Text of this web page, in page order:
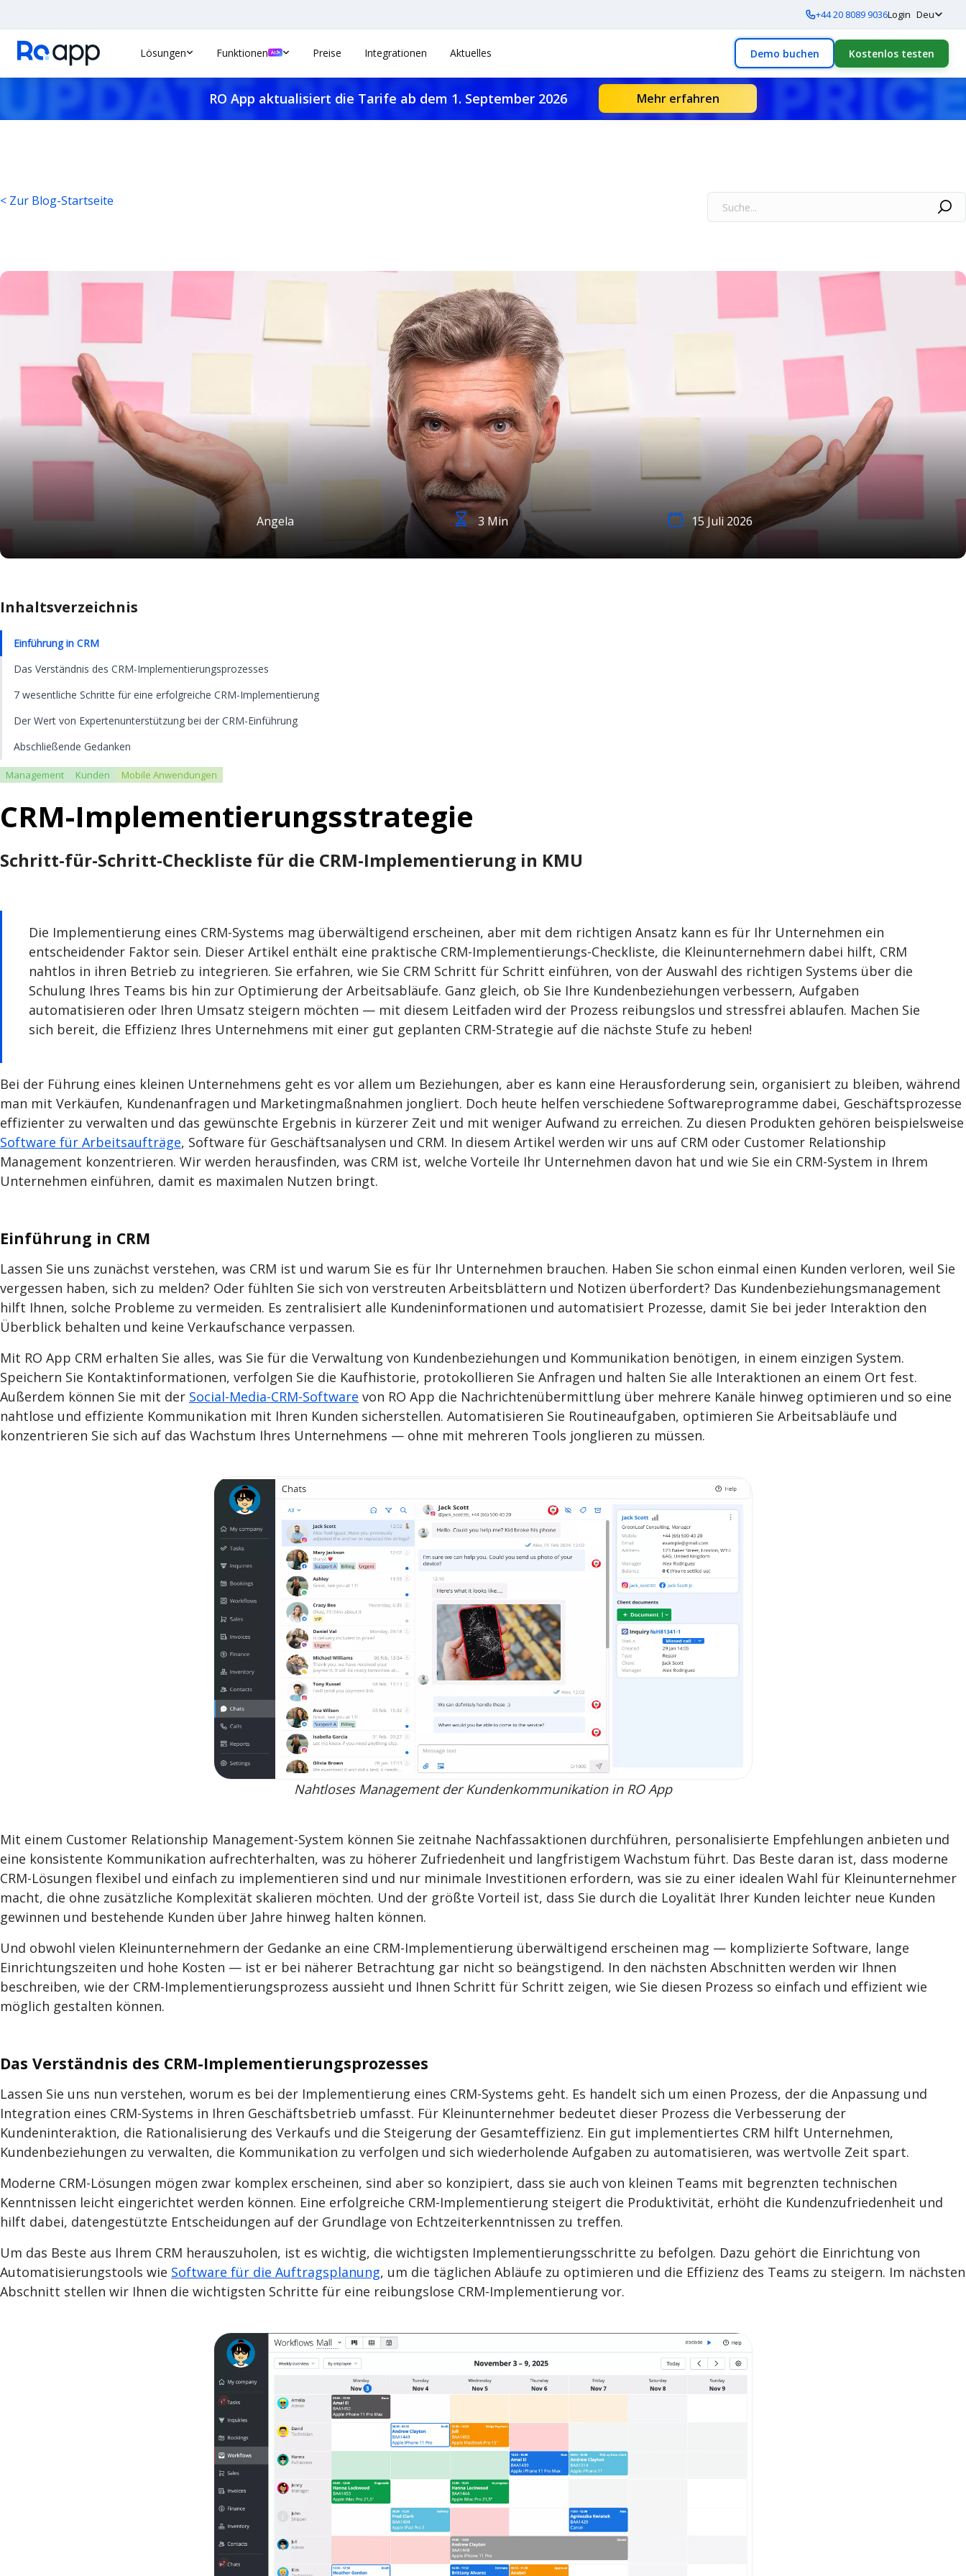
+44 20 8089 9036Login Deu
Lösungen Funktionen Preise Integrationen Aktuelles Demo buchen Kostenlos testen
RO App aktualisiert die Tarife ab dem 1. September 2026 Mehr erfahren
< Zur Blog-Startseite
Angela 3 Min 15 Juli 2026
Inhaltsverzeichnis
Einführung in CRM
Das Verständnis des CRM-Implementierungsprozesses
7 wesentliche Schritte für eine erfolgreiche CRM-Implementierung
Der Wert von Expertenunterstützung bei der CRM-Einführung
Abschließende Gedanken
Management Kunden Mobile Anwendungen
CRM-Implementierungsstrategie
Schritt-für-Schritt-Checkliste für die CRM-Implementierung in KMU
Die Implementierung eines CRM-Systems mag überwältigend erscheinen, aber mit dem richtigen Ansatz kann es für Ihr Unternehmen ein
entscheidender Faktor sein. Dieser Artikel enthält eine praktische CRM-Implementierungs-Checkliste, die Kleinunternehmern dabei hilft, CRM
nahtlos in ihren Betrieb zu integrieren. Sie erfahren, wie Sie CRM Schritt für Schritt einführen, von der Auswahl des richtigen Systems über die
Schulung Ihres Teams bis hin zur Optimierung der Arbeitsabläufe. Ganz gleich, ob Sie Ihre Kundenbeziehungen verbessern, Aufgaben
automatisieren oder Ihren Umsatz steigern möchten — mit diesem Leitfaden wird der Prozess reibungslos und stressfrei ablaufen. Machen Sie
sich bereit, die Effizienz Ihres Unternehmens mit einer gut geplanten CRM-Strategie auf die nächste Stufe zu heben!
Bei der Führung eines kleinen Unternehmens geht es vor allem um Beziehungen, aber es kann eine Herausforderung sein, organisiert zu bleiben, während
man mit Verkäufen, Kundenanfragen und Marketingmaßnahmen jongliert. Doch heute helfen verschiedene Softwareprogramme dabei, Geschäftsprozesse
effizienter zu verwalten und das gewünschte Ergebnis in kürzerer Zeit und mit weniger Aufwand zu erreichen. Zu diesen Produkten gehören beispielsweise
Software für Arbeitsaufträge, Software für Geschäftsanalysen und CRM. In diesem Artikel werden wir uns auf CRM oder Customer Relationship
Management konzentrieren. Wir werden herausfinden, was CRM ist, welche Vorteile Ihr Unternehmen davon hat und wie Sie ein CRM-System in Ihrem
Unternehmen einführen, damit es maximalen Nutzen bringt.
Einführung in CRM
Lassen Sie uns zunächst verstehen, was CRM ist und warum Sie es für Ihr Unternehmen brauchen. Haben Sie schon einmal einen Kunden verloren, weil Sie
vergessen haben, sich zu melden? Oder fühlten Sie sich von verstreuten Arbeitsblättern und Notizen überfordert? Das Kundenbeziehungsmanagement
hilft Ihnen, solche Probleme zu vermeiden. Es zentralisiert alle Kundeninformationen und automatisiert Prozesse, damit Sie bei jeder Interaktion den
Überblick behalten und keine Verkaufschance verpassen.
Mit RO App CRM erhalten Sie alles, was Sie für die Verwaltung von Kundenbeziehungen und Kommunikation benötigen, in einem einzigen System.
Speichern Sie Kontaktinformationen, verfolgen Sie die Kaufhistorie, protokollieren Sie Anfragen und halten Sie alle Interaktionen an einem Ort fest.
Außerdem können Sie mit der Social-Media-CRM-Software von RO App die Nachrichtenübermittlung über mehrere Kanäle hinweg optimieren und so eine
nahtlose und effiziente Kommunikation mit Ihren Kunden sicherstellen. Automatisieren Sie Routineaufgaben, optimieren Sie Arbeitsabläufe und
konzentrieren Sie sich auf das Wachstum Ihres Unternehmens — ohne mit mehreren Tools jonglieren zu müssen.
Nahtloses Management der Kundenkommunikation in RO App
Mit einem Customer Relationship Management-System können Sie zeitnahe Nachfassaktionen durchführen, personalisierte Empfehlungen anbieten und
eine konsistente Kommunikation aufrechterhalten, was zu höherer Zufriedenheit und langfristigem Wachstum führt. Das Beste daran ist, dass moderne
CRM-Lösungen flexibel und einfach zu implementieren sind und nur minimale Investitionen erfordern, was sie zu einer idealen Wahl für Kleinunternehmer
macht, die ohne zusätzliche Komplexität skalieren möchten. Und der größte Vorteil ist, dass Sie durch die Loyalität Ihrer Kunden leichter neue Kunden
gewinnen und bestehende Kunden über Jahre hinweg halten können.
Und obwohl vielen Kleinunternehmern der Gedanke an eine CRM-Implementierung überwältigend erscheinen mag — komplizierte Software, lange
Einrichtungszeiten und hohe Kosten — ist er bei näherer Betrachtung gar nicht so beängstigend. In den nächsten Abschnitten werden wir Ihnen
beschreiben, wie der CRM-Implementierungsprozess aussieht und Ihnen Schritt für Schritt zeigen, wie Sie diesen Prozess so einfach und effizient wie
möglich gestalten können.
Das Verständnis des CRM-Implementierungsprozesses
Lassen Sie uns nun verstehen, worum es bei der Implementierung eines CRM-Systems geht. Es handelt sich um einen Prozess, der die Anpassung und
Integration eines CRM-Systems in Ihren Geschäftsbetrieb umfasst. Für Kleinunternehmer bedeutet dieser Prozess die Verbesserung der
Kundeninteraktion, die Rationalisierung des Verkaufs und die Steigerung der Gesamteffizienz. Ein gut implementiertes CRM hilft Unternehmen,
Kundenbeziehungen zu verwalten, die Kommunikation zu verfolgen und sich wiederholende Aufgaben zu automatisieren, was wertvolle Zeit spart.
Moderne CRM-Lösungen mögen zwar komplex erscheinen, sind aber so konzipiert, dass sie auch von kleinen Teams mit begrenzten technischen
Kenntnissen leicht eingerichtet werden können. Eine erfolgreiche CRM-Implementierung steigert die Produktivität, erhöht die Kundenzufriedenheit und
hilft dabei, datengestützte Entscheidungen auf der Grundlage von Echtzeiterkenntnissen zu treffen.
Um das Beste aus Ihrem CRM herauszuholen, ist es wichtig, die wichtigsten Implementierungsschritte zu befolgen. Dazu gehört die Einrichtung von
Automatisierungstools wie Software für die Auftragsplanung, um die täglichen Abläufe zu optimieren und die Effizienz des Teams zu steigern. Im nächsten
Abschnitt stellen wir Ihnen die wichtigsten Schritte für eine reibungslose CRM-Implementierung vor.